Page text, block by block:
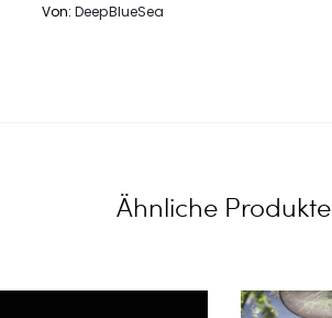
von 5,
basier
Von:DeepBlueSea
Ähnliche Produkte